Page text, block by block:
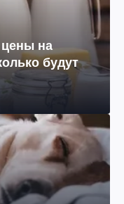
цены на
будут